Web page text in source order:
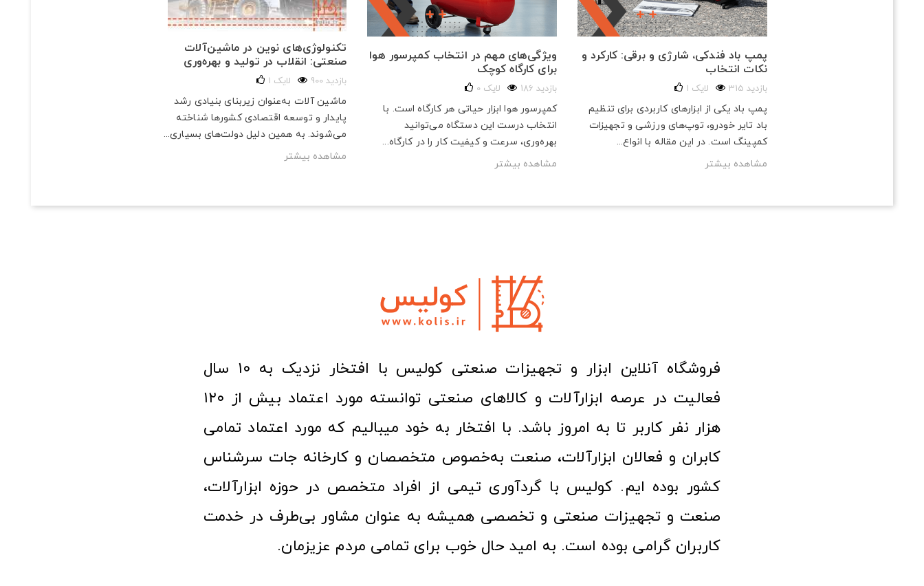
تکنولوژی‌های نوین در ماشین‌آلات
صنعتی: انقلاب در تولید و بهره‌وری
900 بازدید 1 لایک
ماشین آلات به‌عنوان زیربنای بنیادی رشد
پایدار و توسعه اقتصادی کشورها شناخته
می‌شوند. به همین دلیل دولت‌های بسیاری...
مشاهده بیشتر
ویژگی‌های مهم در انتخاب کمپرسور هوا
برای کارگاه‌ کوچک
186 بازدید 0 لایک
کمپرسور هوا ابزار حیاتی هر کارگاه است. با
انتخاب درست این دستگاه می‌توانید
بهره‌وری، سرعت و کیفیت کار را در کارگاه...
مشاهده بیشتر
پمپ باد فندکی، شارژی و برقی: کارکرد و
نکات انتخاب
315 بازدید 1 لایک
پمپ باد یکی از ابزارهای کاربردی برای تنظیم
باد تایر خودرو، توپ‌های ورزشی و تجهیزات
کمپینگ است. در این مقاله با انواع...
مشاهده بیشتر
فروشگاه آنلاین ابزار و تجهیزات صنعتی کولیس با افتخار نزدیک به ۱۰ سال
فعالیت در عرصه ابزارآلات و کالاهای صنعتی توانسته مورد اعتماد بیش از ۱۲۰
هزار نفر کاربر تا به امروز باشد. با افتخار به خود میبالیم که مورد اعتماد تمامی
کابران و فعالان ابزارآلات، صنعت به‌خصوص متخصصان و کارخانه جات سرشناس
کشور بوده ایم. کولیس با گردآوری تیمی از افراد متخصص در حوزه ابزارآلات،
صنعت و تجهیزات صنعتی و تخصصی همیشه به عنوان مشاور بی‌طرف در خدمت
کاربران گرامی بوده است. به امید حال خوب برای تمامی مردم عزیزمان.